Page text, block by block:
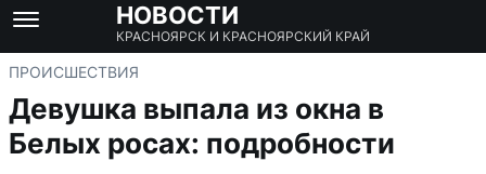
НОВОСТИ
КРАСНОЯРСК И КРАСНОЯРСКИЙ КРАЙ
ПРОИСШЕСТВИЯ
Девушка выпала из окна в
Белых росах: подробности